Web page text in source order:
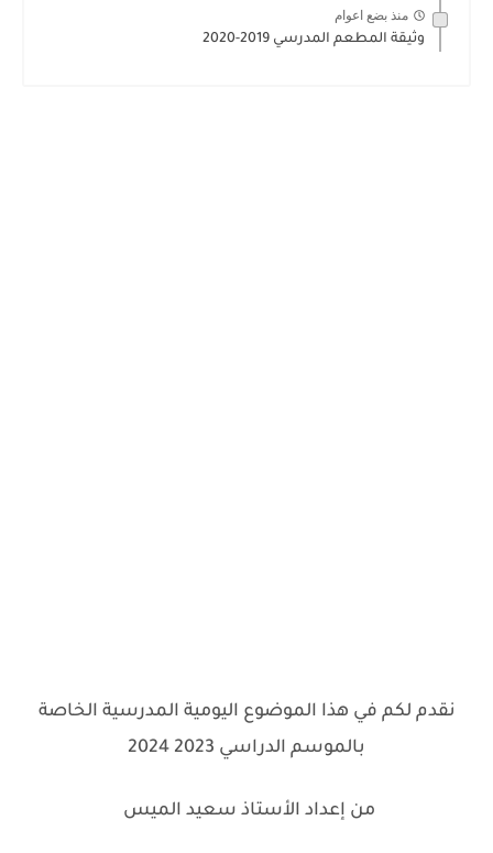
منذ بضع اعوام
وثيقة المطعم المدرسي 2019-2020
نقدم لكم في هذا الموضوع اليومية المدرسية الخاصة
بالموسم الدراسي 2023 2024
من إعداد الأستاذ سعيد الميس